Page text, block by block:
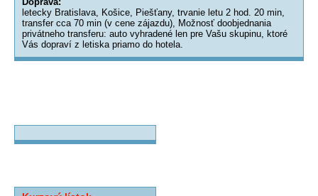
letecky Bratislava, Košice, Piešťany, trvanie letu 2 hod. 20 min,
transfer cca 70 min (v cene zájazdu), Možnosť doobjednania
privátneho transferu: auto vyhradené len pre Vašu skupinu, ktoré
Vás dopraví z letiska priamo do hotela.